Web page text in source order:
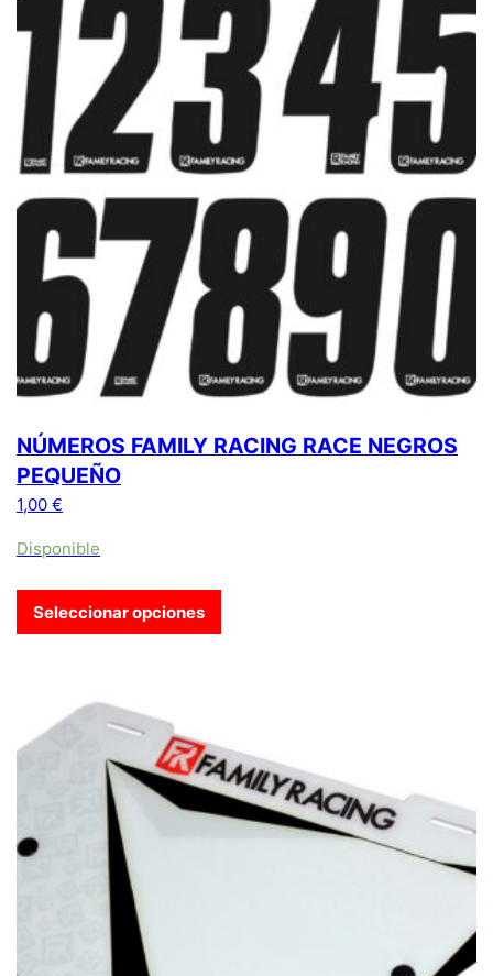
NÚMEROS FAMILY RACING RACE NEGROS
PEQUEÑO
1,00 €
Disponible
Seleccionar opciones